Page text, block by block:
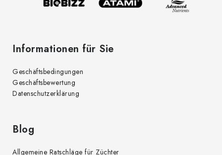
Informationen für Sie
Geschäftsbedingungen
Geschäftsbewertung
Datenschutzerklärung
Blog
Allgemeine Ratschläge für Züchter